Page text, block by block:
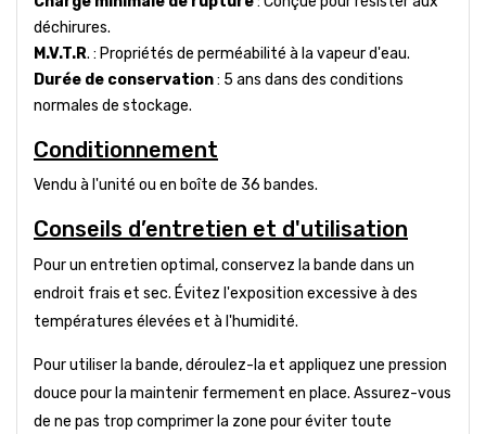
déchirures.
M.V.T.R. : Propriétés de perméabilité à la vapeur d'eau.
Durée de conservation: 5 ans dans des conditions
normales de stockage.
Conditionnement
Vendu à l'unité ou en boîte de 36 bandes.
Conseils d’entretien et d'utilisation
Pour un entretien optimal, conservez la bande dans un
endroit frais et sec. Évitez l'exposition excessive à des
températures élevées et à l'humidité.
Pour utiliser la bande, déroulez-la et appliquez une pression
douce pour la maintenir fermement en place. Assurez-vous
de ne pas trop comprimer la zone pour éviter toute